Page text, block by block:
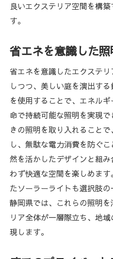
良いエクステリア空間を構
す。
省エネを意識した
省エネを意識したエクステ
しつつ、美しい庭を演出す
を使用することで、エネル
命で持続可能な照明を実現
きの照明を取り入れること
し、無駄な電力消費を防ぐ
然を活かしたデザインと組
わず快適な空間を楽しめま
たソーラーライトも選択肢
静岡県では、これらの照明
リア全体が一層際立ち、地
現します。